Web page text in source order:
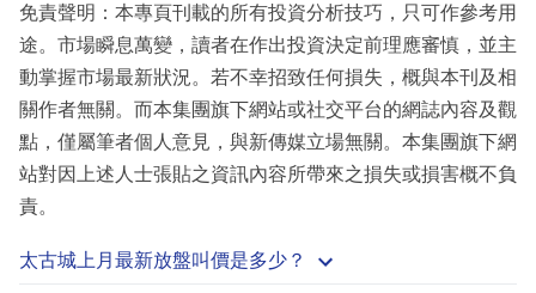
免責聲明：本專頁刊載的所有投資分析技巧，只可作參考用
途。市場瞬息萬變，讀者在作出投資決定前理應審慎，並主
動掌握市場最新狀況。若不幸招致任何損失，概與本刊及相
關作者無關。而本集團旗下網站或社交平台的網誌內容及觀
點，僅屬筆者個人意見，與新傳媒立場無關。本集團旗下網
站對因上述人士張貼之資訊內容所帶來之損失或損害概不負
責。
太古城上月最新放盤叫價是多少？